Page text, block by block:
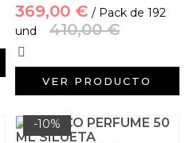
369,00 € / Pack de 192
und
410,00 €
VER PRODUCTO
-10%